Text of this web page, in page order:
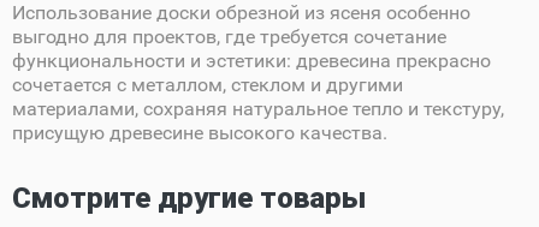
Использование доски обрезной из ясеня особенно
выгодно для проектов, где требуется сочетание
функциональности и эстетики: древесина прекрасно
сочетается с металлом, стеклом и другими
материалами, сохраняя натуральное тепло и текстуру,
присущую древесине высокого качества.
Смотрите другие товары